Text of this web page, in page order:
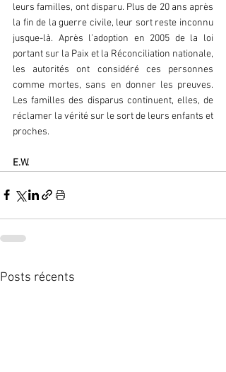
leurs familles, ont disparu. Plus de 20 ans après
la fin de la guerre civile, leur sort reste inconnu
jusque-là. Après l’adoption en 2005 de la loi
portant sur la Paix et la Réconciliation nationale,
les autorités ont considéré ces personnes
comme mortes, sans en donner les preuves.
Les familles des disparus continuent, elles, de
réclamer la vérité sur le sort de leurs enfants et
proches.
E.W.
Posts récents